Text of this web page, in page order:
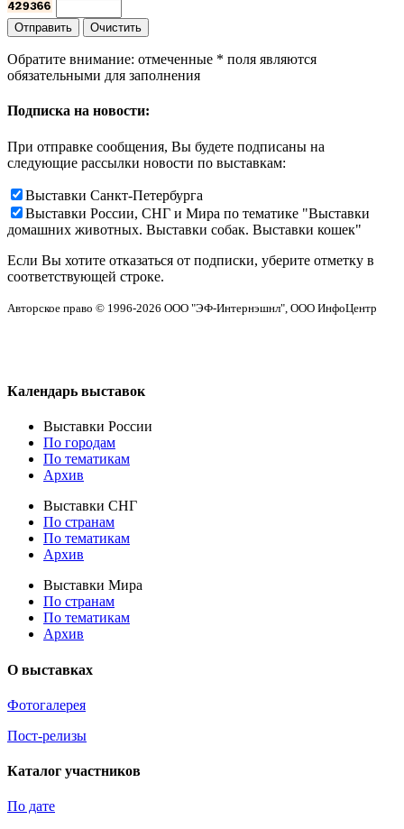
Обратите внимание: отмеченные * поля являются
обязательными для заполнения
Подписка на новости:
При отправке сообщения, Вы будете подписаны на
следующие рассылки новости по выставкам:
Выставки Санкт-Петербурга
Выставки России, СНГ и Мира по тематике "Выставки
домашних животных. Выставки собак. Выставки кошек"
Если Вы хотите отказаться от подписки, уберите отметку в
соответствующей строке.
Авторское право © 1996-2026 ООО "ЭФ-Интернэшнл", ООО ИнфоЦентр
Календарь выставок
Выставки России
По городам
По тематикам
Архив
Выставки СНГ
По странам
По тематикам
Архив
Выставки Мира
По странам
По тематикам
Архив
О выставках
Фотогалерея
Пост-релизы
Каталог участников
По дате